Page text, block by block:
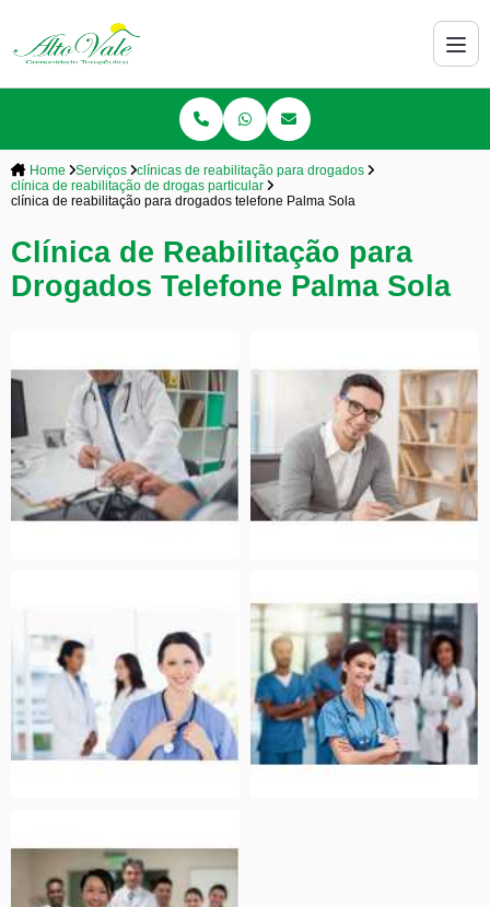
Home Serviços
clínicas de reabilitação para drogados
clínica de reabilitação de drogas particular
clínica de reabilitação para drogados telefone Palma Sola
Clínica de Reabilitação para
Drogados Telefone Palma Sola